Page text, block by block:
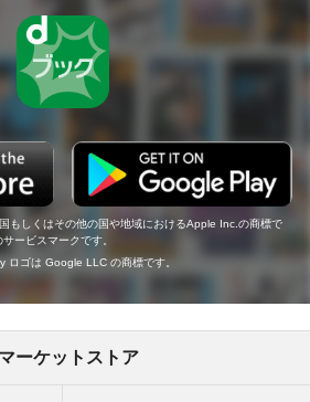
もしくはその他の国や地域におけるApple Inc.の商標で
ービスマークです。
ゴは Google LLC の商標です。
ーケットストア